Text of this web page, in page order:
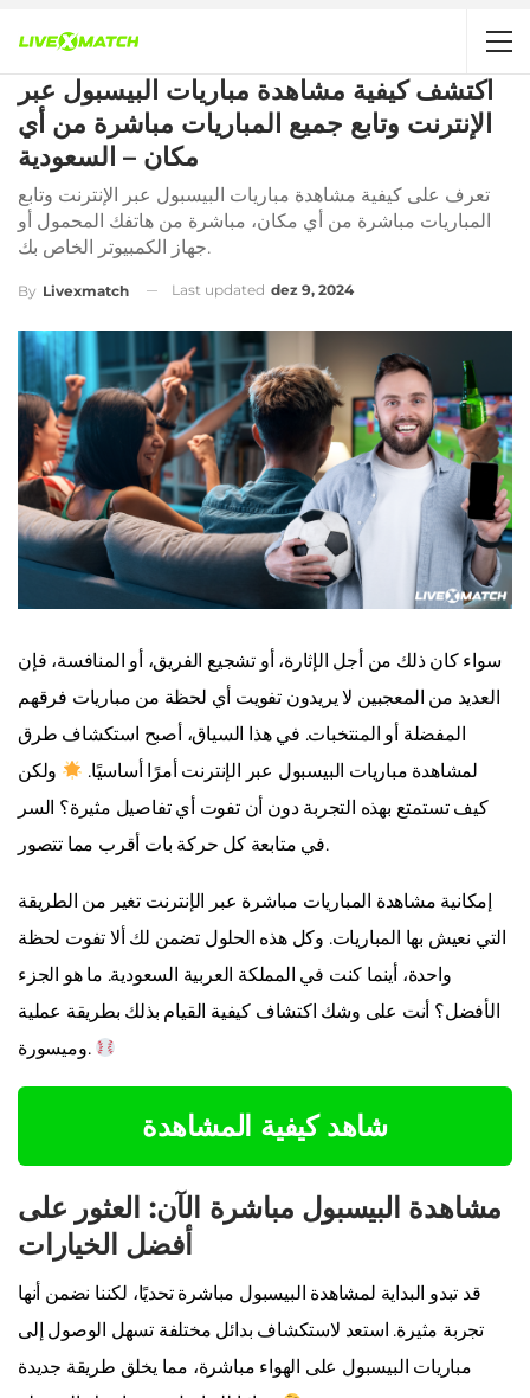
اكتشف كيفية مشاهدة مباريات البيسبول عبر
الإنترنت وتابع جميع المباريات مباشرة من أي
مكان – السعودية
تعرف على كيفية مشاهدة مباريات البيسبول عبر الإنترنت وتابع
المباريات مباشرة من أي مكان، مباشرة من هاتفك المحمول أو
جهاز الكمبيوتر الخاص بك.
By Livexmatch Last updated dez 9, 2024
سواء كان ذلك من أجل الإثارة، أو تشجيع الفريق، أو المنافسة، فإن
العديد من المعجبين لا يريدون تفويت أي لحظة من مباريات فرقهم
المفضلة أو المنتخبات. في هذا السياق، أصبح استكشاف طرق
لمشاهدة مباريات البيسبول عبر الإنترنت أمرًا أساسيًا.
ولكن
كيف تستمتع بهذه التجربة دون أن تفوت أي تفاصيل مثيرة؟ السر
في متابعة كل حركة بات أقرب مما تتصور.
إمكانية مشاهدة المباريات مباشرة عبر الإنترنت تغير من الطريقة
التي نعيش بها المباريات. وكل هذه الحلول تضمن لك ألا تفوت لحظة
واحدة، أينما كنت في المملكة العربية السعودية. ما هو الجزء
الأفضل؟ أنت على وشك اكتشاف كيفية القيام بذلك بطريقة عملية
وميسورة.
شاهد كيفية المشاهدة
مشاهدة البيسبول مباشرة الآن: العثور على
أفضل الخيارات
قد تبدو البداية لمشاهدة البيسبول مباشرة تحديًا، لكننا نضمن أنها
تجربة مثيرة. استعد لاستكشاف بدائل مختلفة تسهل الوصول إلى
مباريات البيسبول على الهواء مباشرة، مما يخلق طريقة جديدة